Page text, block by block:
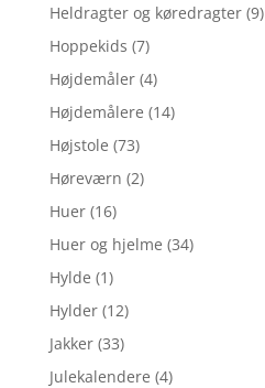
Heldragter og køredragter (9)
Hoppekids (7)
Højdemåler (4)
Højdemålere (14)
Højstole (73)
Høreværn (2)
Huer (16)
Huer og hjelme (34)
Hylde (1)
Hylder (12)
Jakker (33)
Julekalendere (4)